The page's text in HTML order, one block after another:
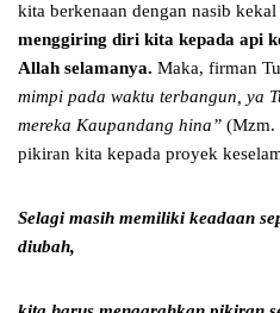
kita berkenaan dengan nasib
menggiring diri kita kepada api
Allah selamanya. Maka, firman
mimpi pada waktu terbangun, ya
mereka Kaupandang hina” (Mzm.
pikiran kita kepada proyek
Selagi masih memiliki keadaan
diubah,